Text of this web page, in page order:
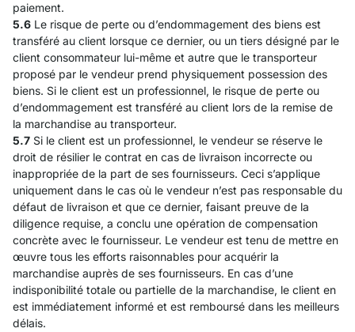
paiement.
5.6 Le risque de perte ou d’endommagement des biens est
transféré au client lorsque ce dernier, ou un tiers désigné par le
client consommateur lui-même et autre que le transporteur
proposé par le vendeur prend physiquement possession des
biens. Si le client est un professionnel, le risque de perte ou
d’endommagement est transféré au client lors de la remise de
la marchandise au transporteur.
5.7 Si le client est un professionnel, le vendeur se réserve le
droit de résilier le contrat en cas de livraison incorrecte ou
inappropriée de la part de ses fournisseurs. Ceci s’applique
uniquement dans le cas où le vendeur n’est pas responsable du
défaut de livraison et que ce dernier, faisant preuve de la
diligence requise, a conclu une opération de compensation
concrète avec le fournisseur. Le vendeur est tenu de mettre en
œuvre tous les efforts raisonnables pour acquérir la
marchandise auprès de ses fournisseurs. En cas d’une
indisponibilité totale ou partielle de la marchandise, le client en
est immédiatement informé et est remboursé dans les meilleurs
délais.